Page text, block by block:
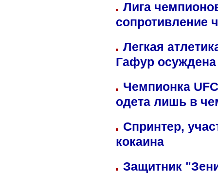
Лига
сопротивление
Легкая
Гафур осуждена
Чемпионка
одета лишь в
Спринтер,
кокаина
Защитник